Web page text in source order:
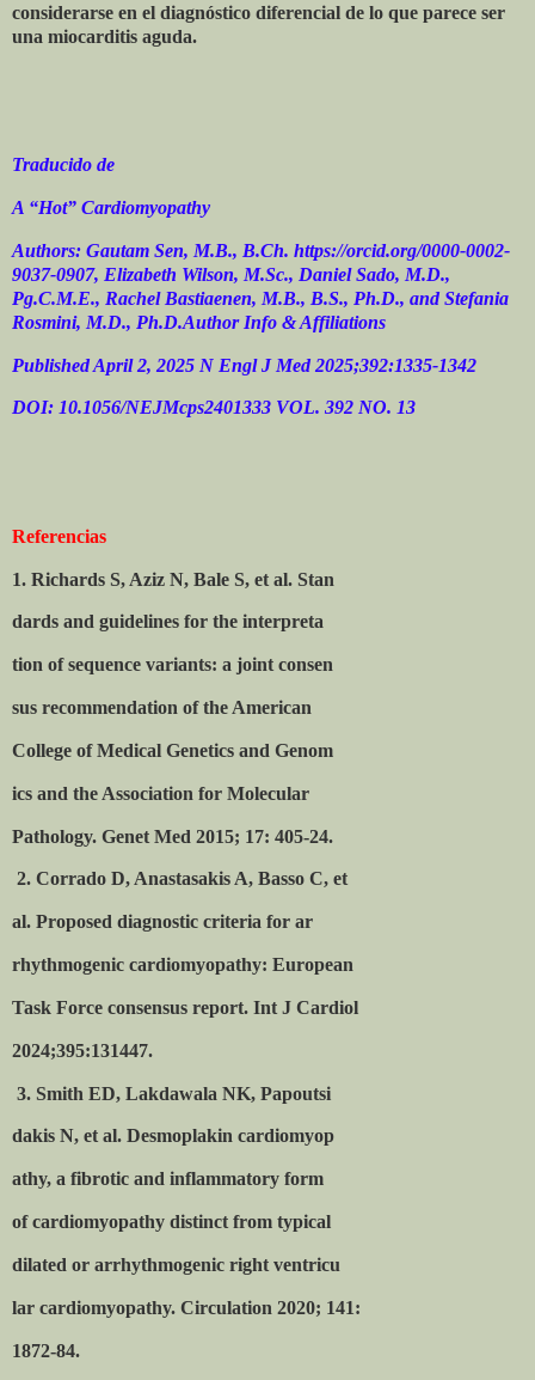
considerarse en el diagnóstico diferencial de lo que parece ser
una miocarditis aguda.
Traducido de
A “Hot” Cardiomyopathy
Authors: Gautam Sen, M.B., B.Ch. https://orcid.org/0000-0002-
9037-0907, Elizabeth Wilson, M.Sc., Daniel Sado, M.D.,
Pg.C.M.E., Rachel Bastiaenen, M.B., B.S., Ph.D., and Stefania
Rosmini, M.D., Ph.D.Author Info & Affiliations
Published April 2, 2025 N Engl J Med 2025;392:1335-1342
DOI: 10.1056/NEJMcps2401333 VOL. 392 NO. 13
Referencias
1. Richards S, Aziz N, Bale S, et al. Stan
dards and guidelines for the interpreta
tion of sequence variants: a joint consen
sus recommendation of the American
College of Medical Genetics and Genom
ics and the Association for Molecular
Pathology. Genet Med 2015; 17: 405-24.
2. Corrado D, Anastasakis A, Basso C, et
al. Proposed diagnostic criteria for ar
rhythmogenic cardiomyopathy: European
Task Force consensus report. Int J Cardiol
2024;395:131447.
3. Smith ED, Lakdawala NK, Papoutsi
dakis N, et al. Desmoplakin cardiomyop
athy, a fibrotic and inflammatory form
of cardiomyopathy distinct from typical
dilated or arrhythmogenic right ventricu
lar cardiomyopathy. Circulation 2020; 141:
1872-84.